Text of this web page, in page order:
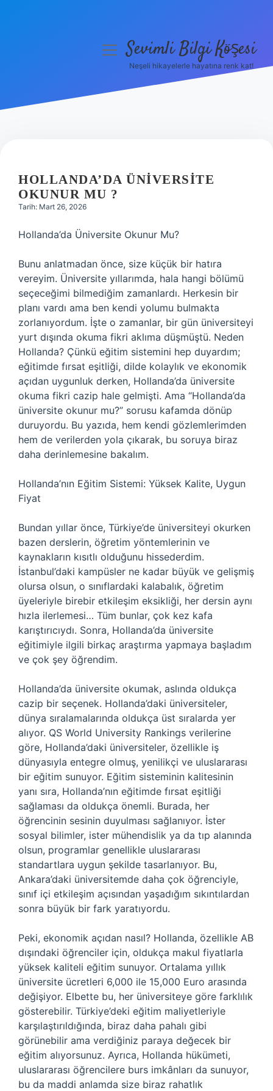
Hakkımızda
menüyüSevimli Bilgi Köşesi
Neşeli hikayelerle hayatına renk kat!
HOLLANDA’DA ÜNIVERSITE
OKUNUR MU ?
Tarih: Mart 26, 2026
Hollanda’da Üniversite Okunur Mu?
Bunu anlatmadan önce, size küçük bir hatıra
vereyim. Üniversite yıllarımda, hala hangi bölümü
seçeceğimi bilmediğim zamanlardı. Herkesin bir
planı vardı ama ben kendi yolumu bulmakta
zorlanıyordum. İşte o zamanlar, bir gün üniversiteyi
yurt dışında okuma fikri aklıma düşmüştü. Neden
Hollanda? Çünkü eğitim sistemini hep duyardım;
eğitimde fırsat eşitliği, dilde kolaylık ve ekonomik
açıdan uygunluk derken, Hollanda’da üniversite
okuma fikri cazip hale gelmişti. Ama “Hollanda’da
üniversite okunur mu?” sorusu kafamda dönüp
duruyordu. Bu yazıda, hem kendi gözlemlerimden
hem de verilerden yola çıkarak, bu soruya biraz
daha derinlemesine bakalım.
Hollanda’nın Eğitim Sistemi: Yüksek Kalite, Uygun
Fiyat
Bundan yıllar önce, Türkiye’de üniversiteyi okurken
bazen derslerin, öğretim yöntemlerinin ve
kaynakların kısıtlı olduğunu hissederdim.
İstanbul’daki kampüsler ne kadar büyük ve gelişmiş
olursa olsun, o sınıflardaki kalabalık, öğretim
üyeleriyle birebir etkileşim eksikliği, her dersin aynı
hızla ilerlemesi… Tüm bunlar, çok kez kafa
karıştırıcıydı. Sonra, Hollanda’da üniversite
eğitimiyle ilgili birkaç araştırma yapmaya başladım
ve çok şey öğrendim.
Hollanda’da üniversite okumak, aslında oldukça
cazip bir seçenek. Hollanda’daki üniversiteler,
dünya sıralamalarında oldukça üst sıralarda yer
alıyor. QS World University Rankings verilerine
göre, Hollanda’daki üniversiteler, özellikle iş
dünyasıyla entegre olmuş, yenilikçi ve uluslararası
bir eğitim sunuyor. Eğitim sisteminin kalitesinin
yanı sıra, Hollanda’nın eğitimde fırsat eşitliği
sağlaması da oldukça önemli. Burada, her
öğrencinin sesinin duyulması sağlanıyor. İster
sosyal bilimler, ister mühendislik ya da tıp alanında
olsun, programlar genellikle uluslararası
standartlara uygun şekilde tasarlanıyor. Bu,
Ankara’daki üniversitemde daha çok öğrenciyle,
sınıf içi etkileşim açısından yaşadığım sıkıntılardan
sonra büyük bir fark yaratıyordu.
Peki, ekonomik açıdan nasıl? Hollanda, özellikle AB
dışındaki öğrenciler için, oldukça makul fiyatlarla
yüksek kaliteli eğitim sunuyor. Ortalama yıllık
üniversite ücretleri 6,000 ile 15,000 Euro arasında
değişiyor. Elbette bu, her üniversiteye göre farklılık
gösterebilir. Türkiye’deki eğitim maliyetleriyle
karşılaştırıldığında, biraz daha pahalı gibi
görünebilir ama verdiğiniz paraya değecek bir
eğitim alıyorsunuz. Ayrıca, Hollanda hükümeti,
uluslararası öğrencilere burs imkânları da sunuyor,
bu da maddi anlamda size biraz rahatlık